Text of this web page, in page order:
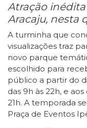
Atração
Aracaju, nesta
A turminha que
visualizações traz
novo parque
escolhido para
público a partir do
das 9h às 22h, e
21h. A temporada
Praça de Eventos